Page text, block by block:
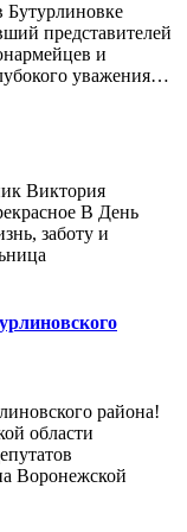
Бутурлиновке
представителей
и
уважения…
Виктория
В День
заботу и
района!
области
Воронежской